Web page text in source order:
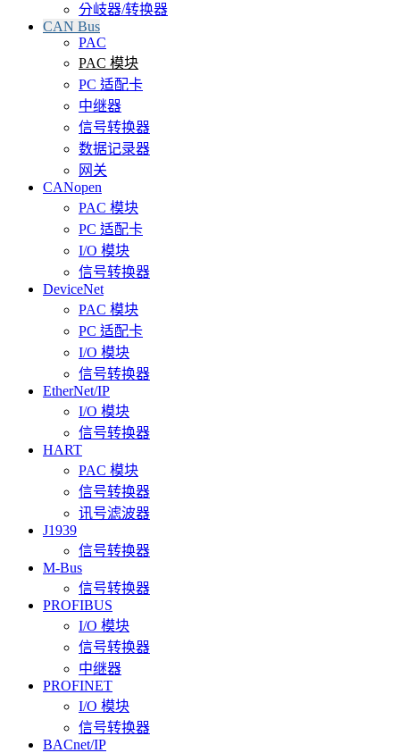
分岐器/转换器
CAN Bus
PAC
PAC 模块
PC 适配卡
中继器
信号转换器
数据记录器
网关
CANopen
PAC 模块
PC 适配卡
I/O 模块
信号转换器
DeviceNet
PAC 模块
PC 适配卡
I/O 模块
信号转换器
EtherNet/IP
I/O 模块
信号转换器
HART
PAC 模块
信号转换器
讯号滤波器
J1939
信号转换器
M-Bus
信号转换器
PROFIBUS
I/O 模块
信号转换器
中继器
PROFINET
I/O 模块
信号转换器
BACnet/IP